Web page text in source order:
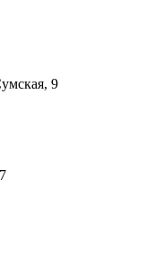
9